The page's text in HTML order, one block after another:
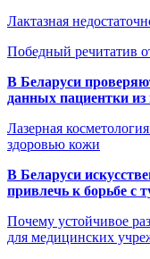
Лактазная
Победный речитатив
В Беларуси
данных пациентки
Лазерная
здоровью кожи
В Беларуси
привлечь к борьбе с
Почему устойчивое
для медицинских